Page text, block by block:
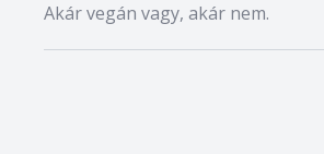
Akár vegán vagy, akár nem.